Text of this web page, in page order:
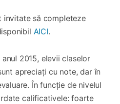
invitate să completeze
AICI.
2015, elevii claselor
apreciați cu note, dar în
În funcție de nivelul
calificativele: foarte